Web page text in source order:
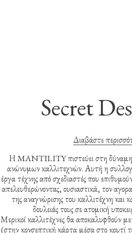
Secret
Διαβάστε
Η MANTILITY πιστεύει στη δύναμη
ανώνυμων καλλιτεχνών. Αυτή η
έργα τέχνης από σχεδιαστές που
απελευθερώνοντας, ουσιαστικά, τον
της αναγνώρισης του καλλιτέχνη και
δουλειάς τους σε ατομική
Μερικοί καλλιτέχνες θα αποκαλυφθούν
(στην κονσεπτική κάρτα μέσα στο κουτί